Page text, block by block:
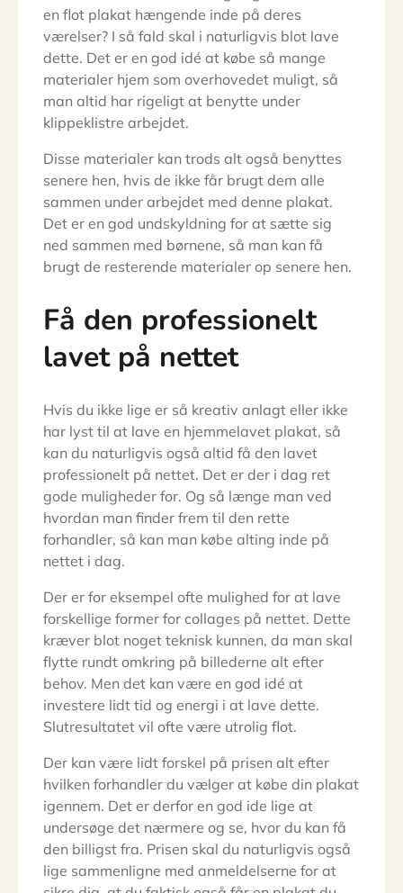
en flot plakat hængende inde på deres
værelser? I så fald skal i naturligvis blot lave
dette. Det er en god idé at købe så mange
materialer hjem som overhovedet muligt, så
man altid har rigeligt at benytte under
klippeklistre arbejdet.
Disse materialer kan trods alt også benyttes
senere hen, hvis de ikke får brugt dem alle
sammen under arbejdet med denne plakat.
Det er en god undskyldning for at sætte sig
ned sammen med børnene, så man kan få
brugt de resterende materialer op senere hen.
Få den professionelt
lavet på nettet
Hvis du ikke lige er så kreativ anlagt eller ikke
har lyst til at lave en hjemmelavet plakat, så
kan du naturligvis også altid få den lavet
professionelt på nettet. Det er der i dag ret
gode muligheder for. Og så længe man ved
hvordan man finder frem til den rette
forhandler, så kan man købe alting inde på
nettet i dag.
Der er for eksempel ofte mulighed for at lave
forskellige former for collages på nettet. Dette
kræver blot noget teknisk kunnen, da man skal
flytte rundt omkring på billederne alt efter
behov. Men det kan være en god idé at
investere lidt tid og energi i at lave dette.
Slutresultatet vil ofte være utrolig flot.
Der kan være lidt forskel på prisen alt efter
hvilken forhandler du vælger at købe din plakat
igennem. Det er derfor en god ide lige at
undersøge det nærmere og se, hvor du kan få
den billigst fra. Prisen skal du naturligvis også
lige sammenligne med anmeldelserne for at